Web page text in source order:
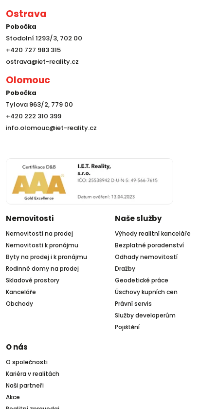
Ostrava
Pobočka
Stodolní 1293/3, 702 00
+420 727 983 315
ostrava@iet-reality.cz
Olomouc
Pobočka
Tylova 963/2, 779 00
+420 222 310 399
info.olomouc@iet-reality.cz
Nemovitosti
Nemovitosti na prodej
Nemovitosti k pronájmu
Byty na prodej i k pronájmu
Rodinné domy na prodej
Skladové prostory
Kanceláře
Obchody
Naše služby
Výhody realitní kanceláře
Bezplatné poradenství
Odhady nemovitostí
Dražby
Geodetické práce
Úschovy kupních cen
Právní servis
Služby developerům
Pojištění
O nás
O společnosti
Kariéra v realitách
Naši partneři
Akce